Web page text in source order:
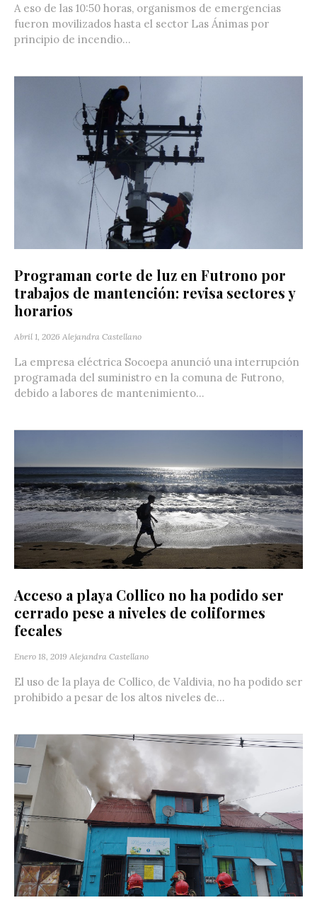
A eso de las 10:50 horas, organismos de emergencias
fueron movilizados hasta el sector Las Ánimas por
principio de incendio...
Programan corte de luz en Futrono por
trabajos de mantención: revisa sectores y
horarios
Abril 1, 2026 Alejandra Castellano
La empresa eléctrica Socoepa anunció una interrupción
programada del suministro en la comuna de Futrono,
debido a labores de mantenimiento...
Acceso a playa Collico no ha podido ser
cerrado pese a niveles de coliformes
fecales
Enero 18, 2019 Alejandra Castellano
El uso de la playa de Collico, de Valdivia, no ha podido ser
prohibido a pesar de los altos niveles de...